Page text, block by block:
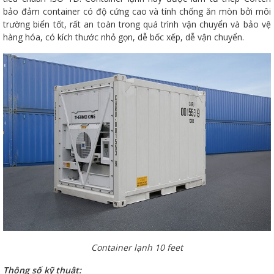
bảo đảm container có độ cứng cao và tính chống ăn mòn bởi môi
trường biển tốt, rất an toàn trong quá trình vận chuyển và bảo vệ
hàng hóa, có kích thước nhỏ gọn, dễ bốc xếp, dễ vận chuyển.
Container lạnh 10 feet
Thông số kỹ thuật: